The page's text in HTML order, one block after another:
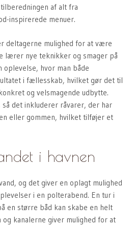
af alt fra
inspirerede menuer.
deltagerne mulighed for at være
lærer nye teknikker og smager på
oplevelse, hvor man både
i fællesskab, hvilket gør det til
og velsmagende udbytte.
så det inkluderer råvarer, der har
eller gommen, hvilket tilføjer et
i havnen
og det giver en oplagt mulighed
i en polterabend. En tur i
en større båd kan skabe en helt
kanalerne giver mulighed for at